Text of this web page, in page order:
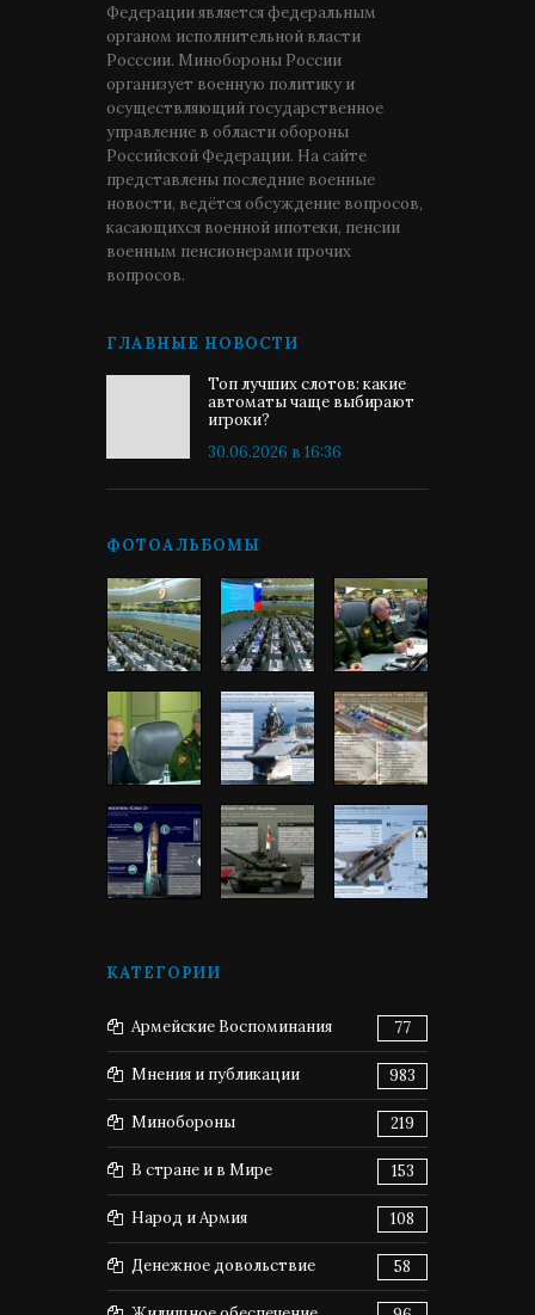
Федерации является федеральным
органом исполнительной власти
Росссии. Минобороны России
организует военную политику и
осуществляющий государственное
управление в области обороны
Российской Федерации. На сайте
представлены последние военные
новости, ведётся обсуждение вопросов,
касающихся военной ипотеки, пенсии
военным пенсионерами прочих
вопросов.
ГЛАВНЫЕ НОВОСТИ
Топ лучших слотов: какие
автоматы чаще выбирают
игроки?
30.06.2026 в 16:36
ФОТОАЛЬБОМЫ
КАТЕГОРИИ
Армейские Воспоминания 77
Мнения и публикации 983
Минобороны 219
В стране и в Мире 153
Народ и Армия 108
Денежное довольствие 58